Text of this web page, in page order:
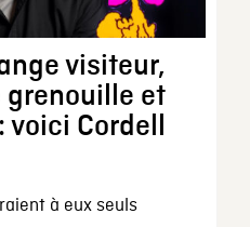
visiteur,
grenouille et
Cordell
à eux seuls